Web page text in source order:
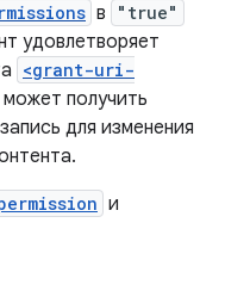
в "true"
удовлетворяет
<grant-uri-
может получить
для изменения
и